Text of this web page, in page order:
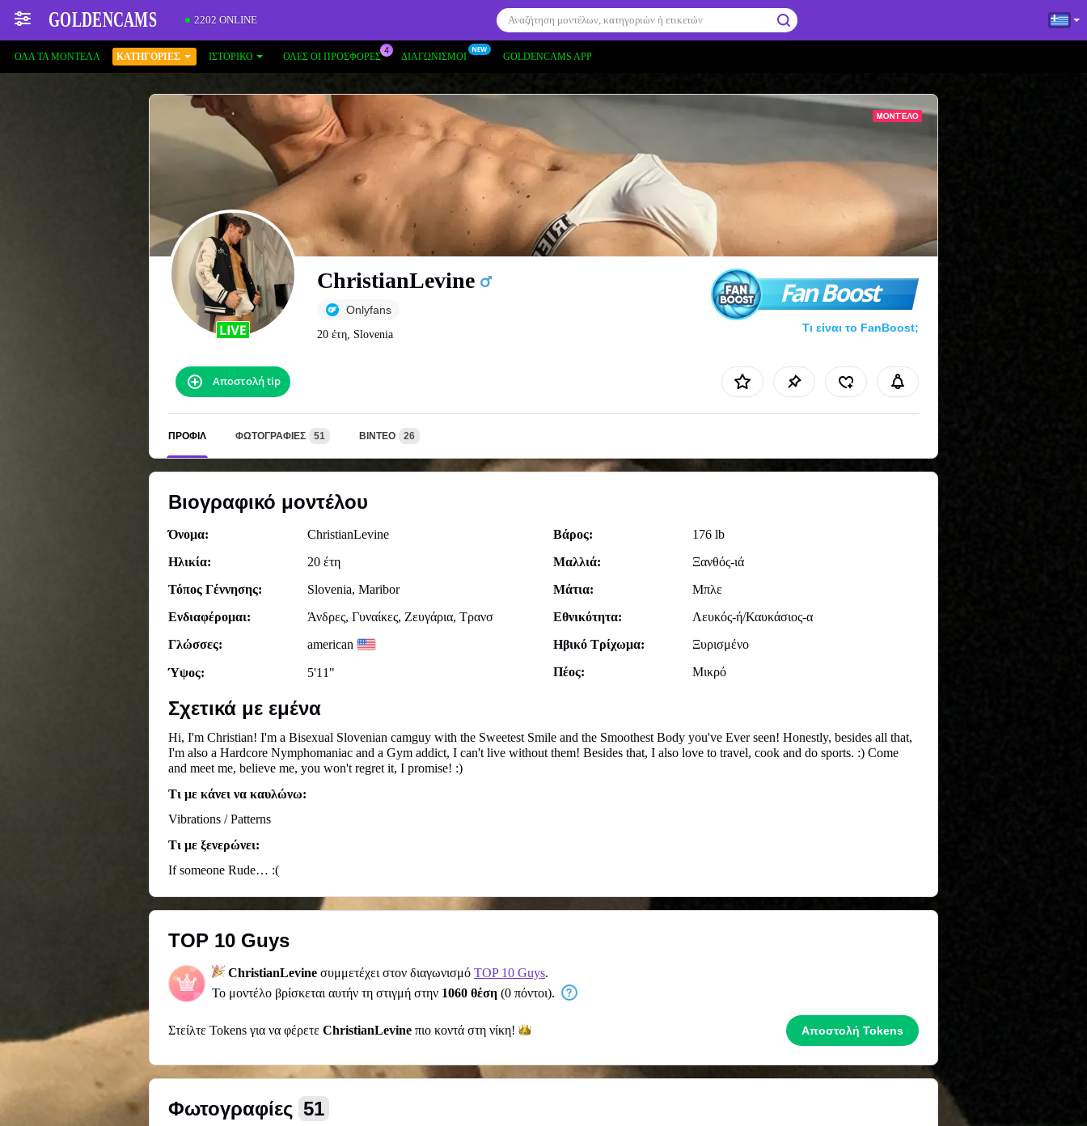
2202 ONLINE
ΌΛΑ ΤΑ ΜΟΝΤΈΛΑ ΚΑΤΗΓΟΡΊΕΣ ΙΣΤΟΡΙΚΌ ΟΛΕΣ ΟΙ ΠΡΟΣΦΟΡΕΣ ΔΙΑΓΩΝΙΣΜΟΊ GOLDENCAMS APP
ChristianLevine
Onlyfans
20 έτη, Slovenia
Fan Boost
Τι είναι το FanBoost;
Αποστολή tip
ΠΡΟΦΊΛ ΦΩΤΟΓΡΑΦΊΕΣ 51 ΒΊΝΤΕΟ 26
Βιογραφικό μοντέλου
Όνομα:
ChristianLevine
Ηλικία:
20 έτη
Τόπος Γέννησης:
Slovenia, Maribor
Ενδιαφέρομαι:
Άνδρες, Γυναίκες, Zευγάρια, Τρανσ
Γλώσσες:
american
Ύψος: 5'11"
Βάρος:
176 lb
Μαλλιά:
Ξανθός-ιά
Μάτια:
Μπλε
Εθνικότητα:
Λευκός-ή/Καυκάσιος-α
Ηβικό Τρίχωμα:
Ξυρισμένο
Πέος:
Μικρό
Σχετικά με εμένα
Hi, I'm Christian! I'm a Bisexual Slovenian camguy with the Sweetest Smile and the Smoothest Body you've Ever seen! Honestly, besides all that,
I'm also a Hardcore Nymphomaniac and a Gym addict, I can't live without them! Besides that, I also love to travel, cook and do sports. :) Come
and meet me, believe me, you won't regret it, I promise! :)
Τι με κάνει να καυλώνω:
Vibrations / Patterns
Τι με ξενερώνει:
If someone Rude… :(
TOP 10 Guys
ChristianLevine συμμετέχει στον διαγωνισμό TOP 10 Guys.
Το μοντέλο βρίσκεται αυτήν τη στιγμή στην 1060 θέση (0 πόντοι).
Στείλτε Tokens για να φέρετε ChristianLevine πιο κοντά στη νίκη! Αποστολή Tokens
Φωτογραφίες 51